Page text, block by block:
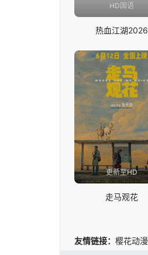
HD国语
热血江湖2026
更新至HD
走马观花
友情链接： 樱花动漫